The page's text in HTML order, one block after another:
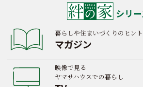
シリ
暮らしや住まいづくりのヒン
マガジン
映像で見る
ヤマサハウスでの暮らし